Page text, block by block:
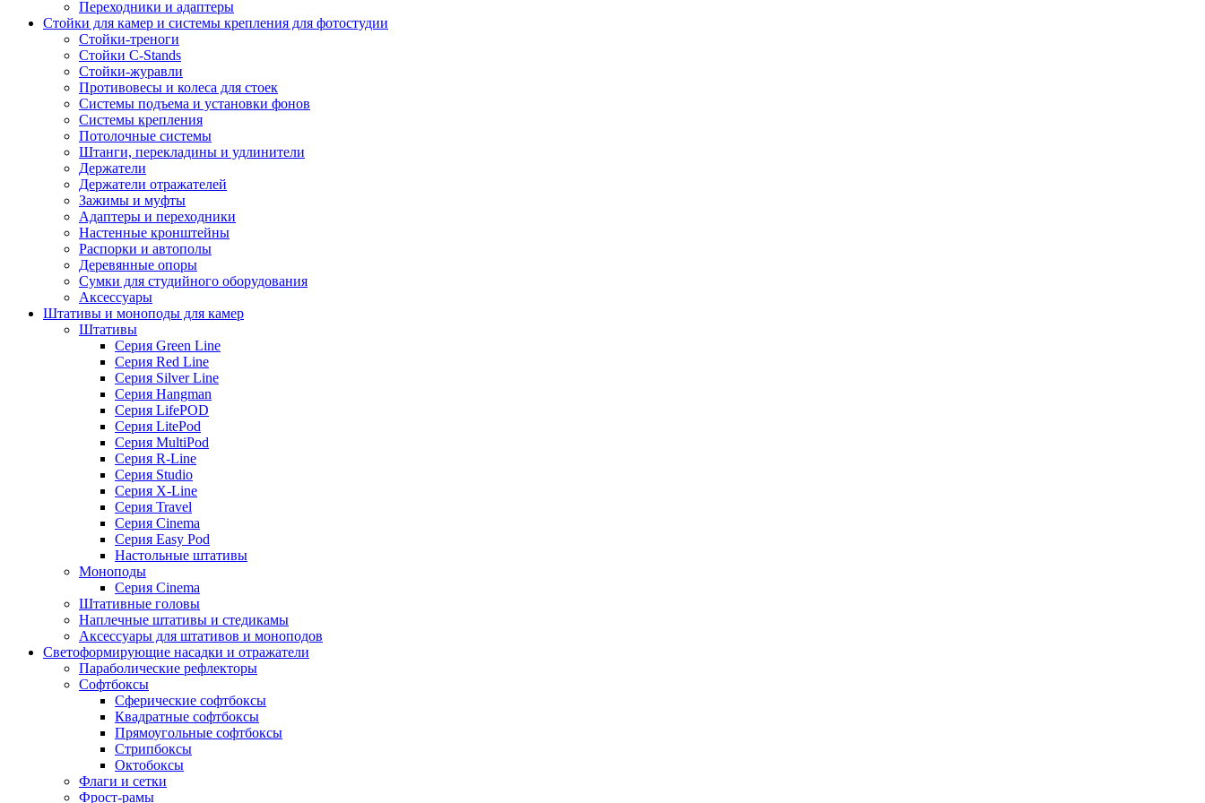
Переходники и адаптеры
Стойки для камер и системы крепления для фотостудии
Стойки-треноги
Стойки C-Stands
Стойки-журавли
Противовесы и колеса для стоек
Системы подъема и установки фонов
Системы крепления
Потолочные системы
Штанги, перекладины и удлинители
Держатели
Держатели отражателей
Зажимы и муфты
Адаптеры и переходники
Настенные кронштейны
Распорки и автополы
Деревянные опоры
Сумки для студийного оборудования
Аксессуары
Штативы и моноподы для камер
Штативы
Серия Green Line
Серия Red Line
Серия Silver Line
Серия Hangman
Серия LifePOD
Серия LitePod
Серия MultiPod
Серия R-Line
Серия Studio
Серия X-Line
Серия Travel
Серия Cinema
Серия Easy Pod
Настольные штативы
Моноподы
Серия Cinema
Штативные головы
Наплечные штативы и стедикамы
Аксессуары для штативов и моноподов
Светоформирующие насадки и отражатели
Параболические рефлекторы
Софтбоксы
Сферические софтбоксы
Квадратные софтбоксы
Прямоугольные софтбоксы
Стрипбоксы
Октобоксы
Флаги и сетки
Фрост-рамы